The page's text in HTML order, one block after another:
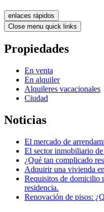
enlaces rápidos
Close menu quick links
Propiedades
En venta
En alquiler
Alquileres vacacionales
Ciudad
Noticias
El mercado de
El sector inmobiliario
¿Qué tan complicado
Adquirir una vivienda
Requisitos de domicilio
residencia.
Renovación de pisos: